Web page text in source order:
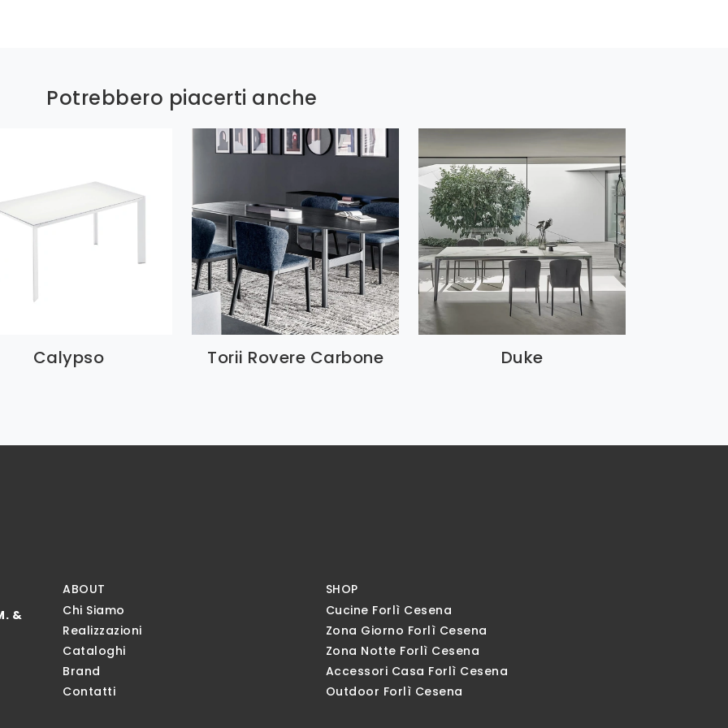
Potrebbero piacerti anche
Calypso Torii Rovere Carbone Duke
&
ABOUT
Chi Siamo
Realizzazioni
Cataloghi
Brand
Contatti
SHOP
Cucine Forlì Cesena
Zona Giorno Forlì Cesena
Zona Notte Forlì Cesena
Accessori Casa Forlì Cesena
Outdoor Forlì Cesena